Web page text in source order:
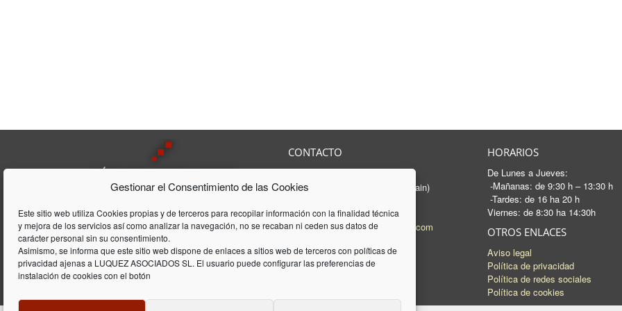
Gestionar el Consentimiento de las Cookies
Este sitio web utiliza Cookies propias y de terceros para recopilar información con la finalidad técnica
y mejora de los servicios así como analizar la navegación, no se recaban ni ceden sus datos de
carácter personal sin su consentimiento.
Asimismo, se informa que este sitio web dispone de enlaces a sitios web de terceros con políticas de
privacidad ajenas a LUQUEZ ASOCIADOS SL. El usuario puede configurar las preferencias de
instalación de cookies con el botón
Lúquez & ASSOCIATS, SL es una
Consultoría Laboral, que acumula
una trayectória de 20 años en el
ámbito laboral y de gestión de
empresas
CONTACTO
08208 Sabadell - Barcelona (Spain)
Fax:93 745 15 35
E-mail:mail@luquez-associats.com
HORARIOS
De Lunes a Jueves:
-Mañanas: de 9:30 h – 13:30 h
-Tardes: de 16 ha 20 h
Viernes: de 8:30 ha 14:30h
OTROS ENLACES
Aviso legal
Política de privacidad
Política de redes sociales
Política de cookies